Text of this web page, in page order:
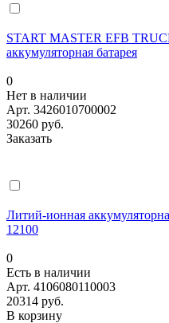
START MASTER EFB
аккумуляторная батарея
0
Нет в наличии
Арт. 3426010700002
30260 руб.
Заказать
Литий-ионная
12100
0
Есть в наличии
Арт. 4106080110003
20314 руб.
В корзину